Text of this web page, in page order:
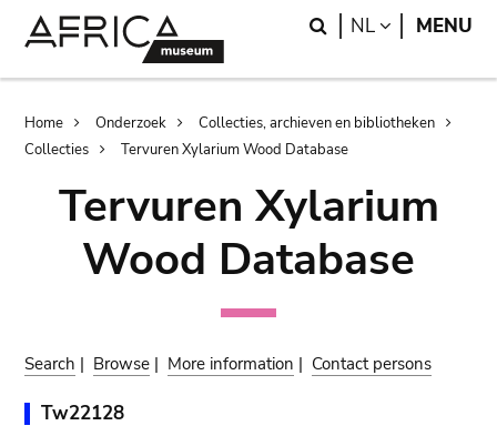
Search
NL LANGUAGE
MENU
Breadcrumb
Home Onderzoek
Collecties, archieven en bibliotheken
Collecties
Tervuren Xylarium Wood Database
Tervuren Xylarium
Wood Database
Search | Browse | More information | Contact persons
Tw22128